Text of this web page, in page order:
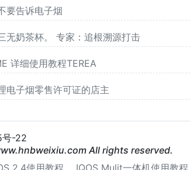
要告诉电子烟
无奶茶杯。 专家：追根溯源打击
详细使用教程TEREA
电子烟零售许可证的店主
-22
All rights reserved.
2.4使用教程 IQOS Mulit一体机使用教程